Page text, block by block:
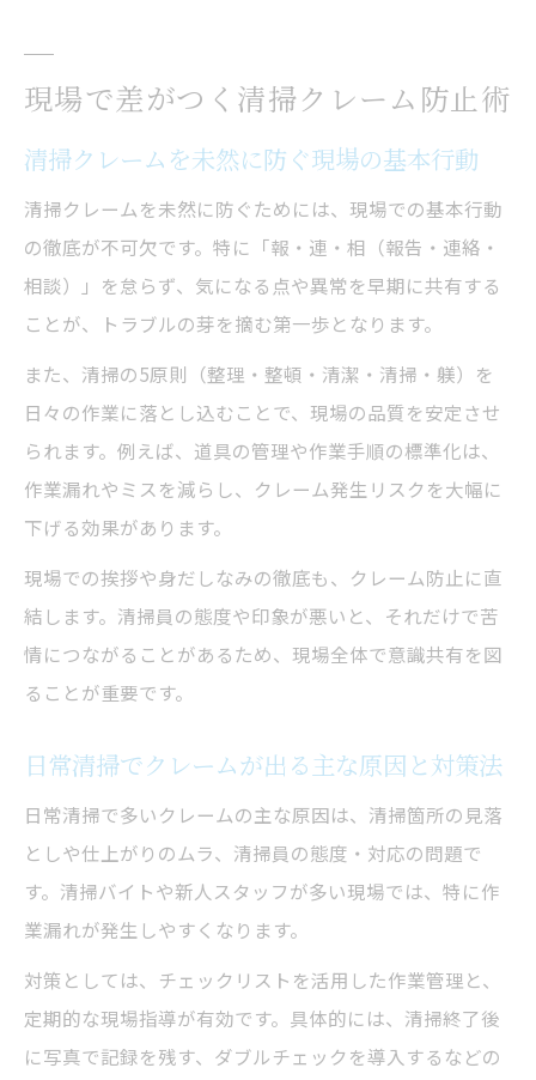
病院清掃でクレームを減らすための工夫と
クレーム対応でやってはいけないNG行動
清掃クレームが起きたときの冷静な進め方
清掃クレーム対応に効く5原則の活用法
清掃5原則を現場対応へ落とし込む方法
整理整頓が清掃クレーム減少に与える効果
5原則実践で清掃クレームを減らすポイント
クレームに強い清掃現場づくりの基礎知識
清潔管理が清掃クレーム防止に直結する理
由
日常清掃でよくあるクレームの傾向と対策
客室清掃クレームを防ぐための標準化手法
清掃バイト経験者が語るクレーム防止の実
例
清掃員の態度が評価を左右する理由
現場で差がつく清掃クレーム防止術
清掃クレームを未然に防ぐ現場の基本行動
清掃クレームを未然に防ぐためには、現場での基本行動
の徹底が不可欠です。特に「報・連・相（報告・連絡・
相談）」を怠らず、気になる点や異常を早期に共有する
ことが、トラブルの芽を摘む第一歩となります。
また、清掃の5原則（整理・整頓・清潔・清掃・躾）を
日々の作業に落とし込むことで、現場の品質を安定させ
られます。例えば、道具の管理や作業手順の標準化は、
作業漏れやミスを減らし、クレーム発生リスクを大幅に
下げる効果があります。
現場での挨拶や身だしなみの徹底も、クレーム防止に直
結します。清掃員の態度や印象が悪いと、それだけで苦
情につながることがあるため、現場全体で意識共有を図
ることが重要です。
日常清掃でクレームが出る主な原因と対策法
日常清掃で多いクレームの主な原因は、清掃箇所の見落
としや仕上がりのムラ、清掃員の態度・対応の問題で
す。清掃バイトや新人スタッフが多い現場では、特に作
業漏れが発生しやすくなります。
対策としては、チェックリストを活用した作業管理と、
定期的な現場指導が有効です。具体的には、清掃終了後
に写真で記録を残す、ダブルチェックを導入するなどの